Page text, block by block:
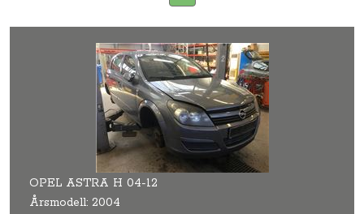
OPEL ASTRA H 04-12
Årsmodell: 2004